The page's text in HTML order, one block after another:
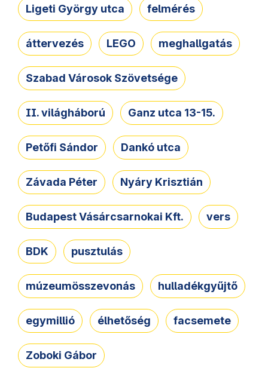
Ligeti György utca felmérés
áttervezés LEGO meghallgatás
Szabad Városok Szövetsége
II. világháború Ganz utca 13-15.
Petőfi Sándor Dankó utca
Závada Péter Nyáry Krisztián
Budapest Vásárcsarnokai Kft. vers
BDK pusztulás
múzeumösszevonás hulladékgyűjtő
egymillió élhetőség facsemete
Zoboki Gábor